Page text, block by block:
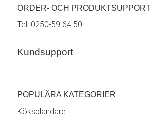
ORDER- OCH PRODUKTSUPPORT
Tel: 0250-59 64 50
Kundsupport
POPULÄRA KATEGORIER
Köksblandare